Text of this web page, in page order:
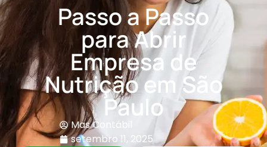
Passo a Passo
para Abrir
Empresa de
Nutrição em São
Paulo
Mas Contábil
setembro 11, 2025